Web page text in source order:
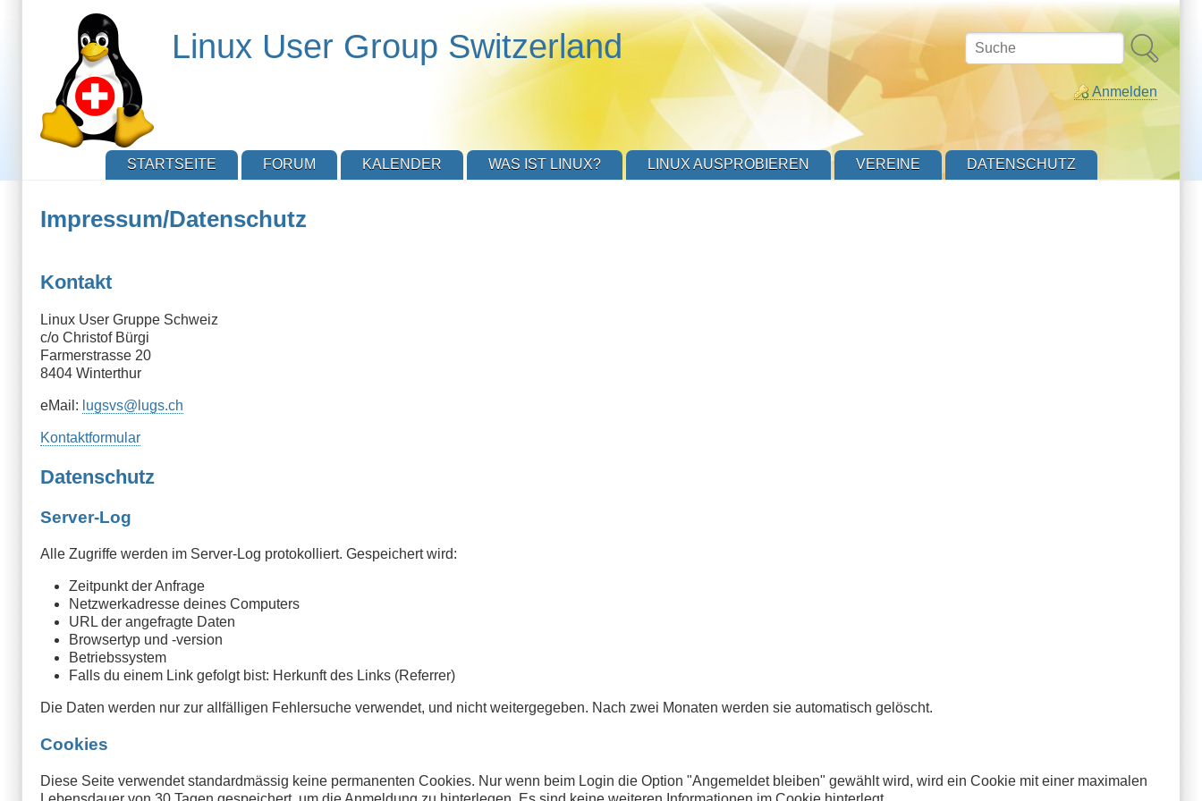
Suche
Anmelden
Linux User Group Switzerland
STARTSEITE FORUM KALENDER WAS IST LINUX? LINUX AUSPROBIEREN VEREINE DATENSCHUTZ
Impressum/Datenschutz
Kontakt
Linux User Gruppe Schweiz
c/o Christof Bürgi
Farmerstrasse 20
8404 Winterthur
eMail: lugsvs@lugs.ch
Kontaktformular
Datenschutz
Server-Log
Alle Zugriffe werden im Server-Log protokolliert. Gespeichert wird:
Zeitpunkt der Anfrage
Netzwerkadresse deines Computers
URL der angefragte Daten
Browsertyp und -version
Betriebssystem
Falls du einem Link gefolgt bist: Herkunft des Links (Referrer)
Die Daten werden nur zur allfälligen Fehlersuche verwendet, und nicht weitergegeben. Nach zwei Monaten werden sie automatisch gelöscht.
Cookies
Diese Seite verwendet standardmässig keine permanenten Cookies. Nur wenn beim Login die Option "Angemeldet bleiben" gewählt wird, wird ein Cookie mit einer maximalen